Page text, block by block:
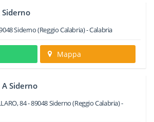
Siderno
Siderno(Reggio Calabria) -Calabria
Mappa
Siderno
84-89048Siderno(Reggio Calabria) -